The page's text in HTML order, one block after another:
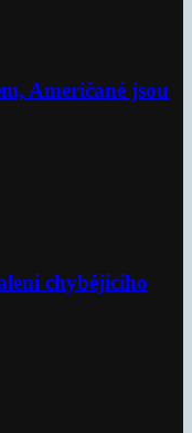
Američané jsou
chybějícího